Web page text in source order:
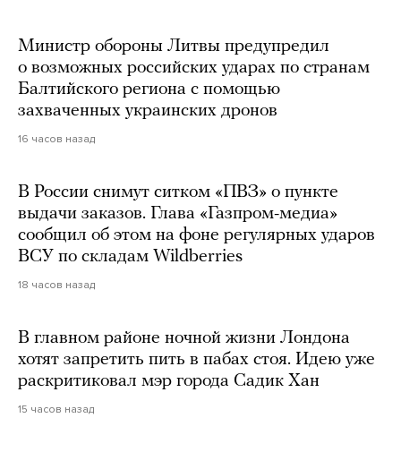
Министр обороны Литвы предупредил
о возможных российских ударах по странам
Балтийского региона с помощью
захваченных украинских дронов
16 часов назад
В России снимут ситком «ПВЗ» о пункте
выдачи заказов. Глава «Газпром-медиа»
сообщил об этом на фоне регулярных ударов
ВСУ по складам Wildberries
18 часов назад
В главном районе ночной жизни Лондона
хотят запретить пить в пабах стоя. Идею уже
раскритиковал мэр города Садик Хан
15 часов назад